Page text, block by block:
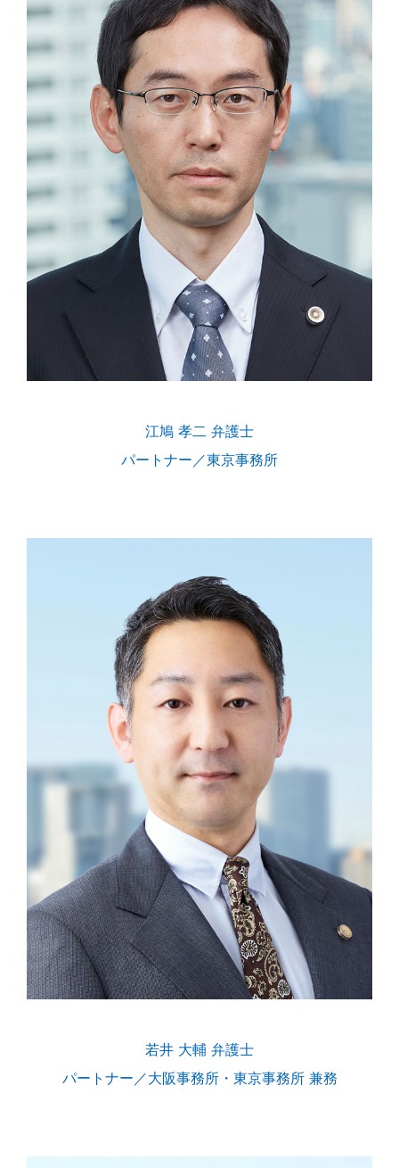
江鳩 孝二 弁護士
パートナー／東京事務所
若井 大輔 弁護士
パートナー／大阪事務所・東京事務所 兼務